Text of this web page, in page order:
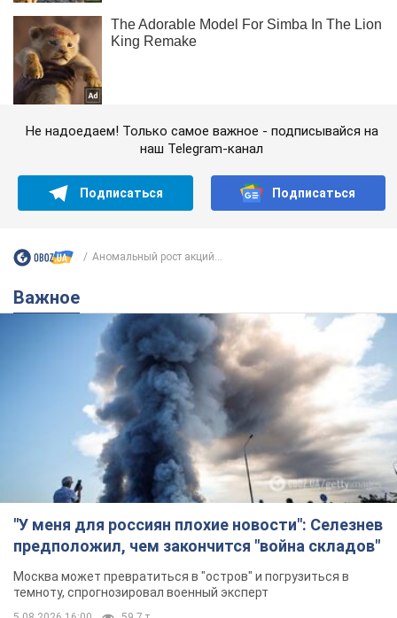
Не надоедаем! Только самое важное - подписывайся на
наш Telegram-канал
Подписаться Подписаться
Аномальный рост акций...
Важное
"У меня для россиян плохие новости": Селезнев
предположил, чем закончится "война складов"
Москва может превратиться в "остров" и погрузиться в
темноту, спрогнозировал военный эксперт